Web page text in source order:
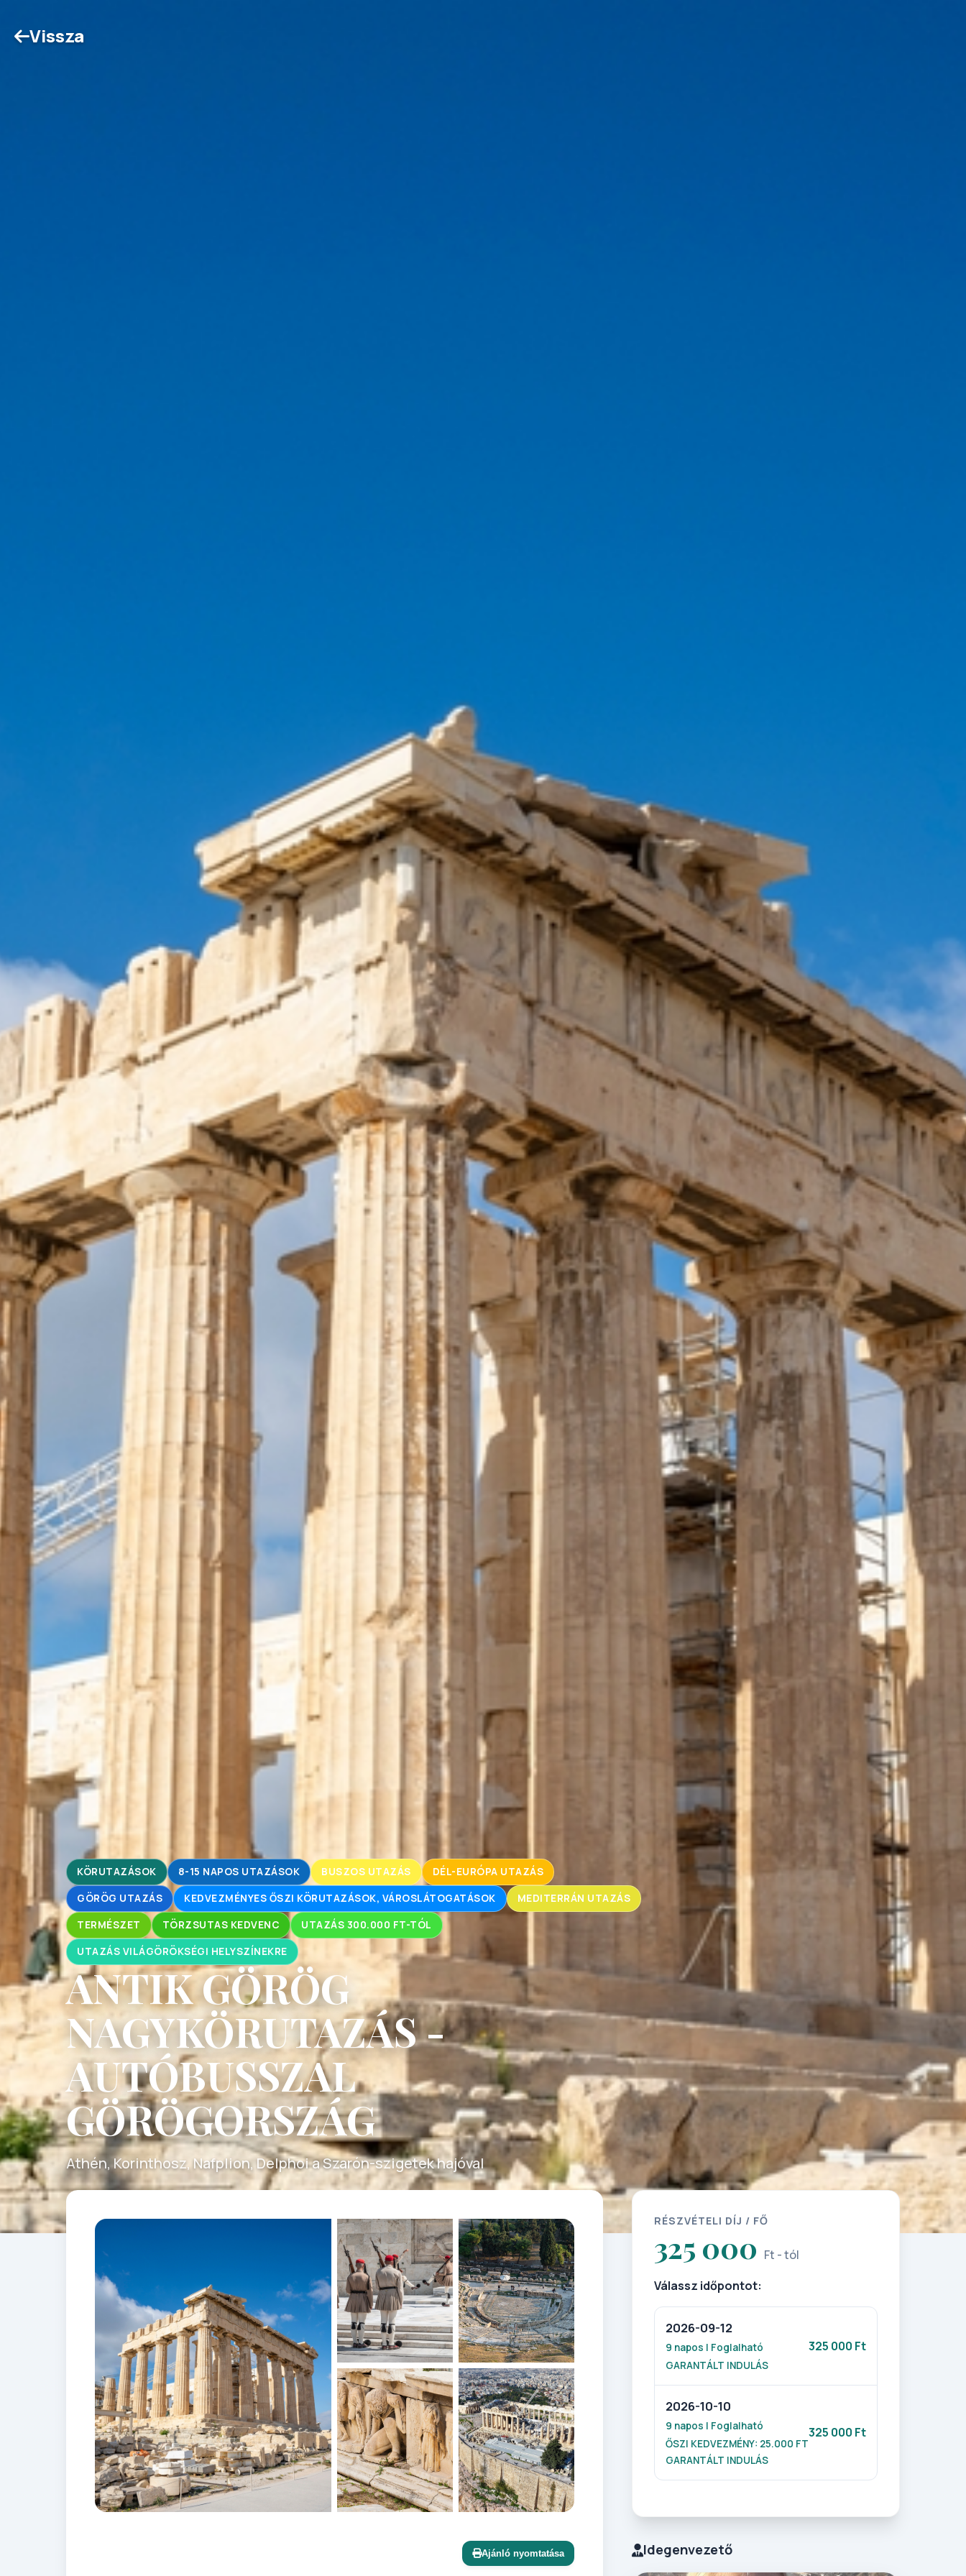
Vissza
KÖRUTAZÁSOK 8-15 NAPOS UTAZÁSOK BUSZOS UTAZÁS DÉL-EURÓPA UTAZÁS
GÖRÖG UTAZÁS KEDVEZMÉNYES ŐSZI KÖRUTAZÁSOK, VÁROSLÁTOGATÁSOK MEDITERRÁN UTAZÁS
TERMÉSZET TÖRZSUTAS KEDVENC UTAZÁS 300.000 FT-TÓL
UTAZÁS VILÁGÖRÖKSÉGI HELYSZÍNEKRE
ANTIK GÖRÖG
NAGYKÖRUTAZÁS -
AUTÓBUSSZAL
GÖRÖGORSZÁG
Athén, Korinthosz, Nafplion, Delphoi a Szarón-szigetek hajóval
Ajánló nyomtatása
RÉSZVÉTELI DÍJ / FŐ
325 000 Ft - tól
Válassz időpontot:
2026-09-12
9 napos | Foglalható
GARANTÁLT INDULÁS
325 000 Ft
2026-10-10
9 napos | Foglalható
ŐSZI KEDVEZMÉNY: 25.000 FT
GARANTÁLT INDULÁS
325 000 Ft
Idegenvezető